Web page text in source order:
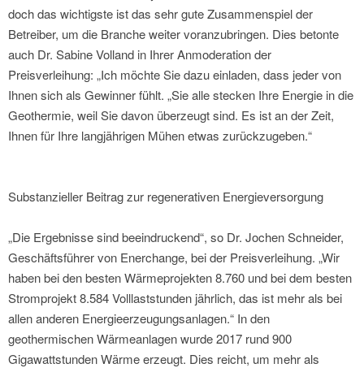
doch das wichtigste ist das sehr gute Zusammenspiel der
Betreiber, um die Branche weiter voranzubringen. Dies betonte
auch Dr. Sabine Volland in Ihrer Anmoderation der
Preisverleihung: „Ich möchte Sie dazu einladen, dass jeder von
Ihnen sich als Gewinner fühlt. „Sie alle stecken Ihre Energie in die
Geothermie, weil Sie davon überzeugt sind. Es ist an der Zeit,
Ihnen für Ihre langjährigen Mühen etwas zurückzugeben.“
Substanzieller Beitrag zur regenerativen Energieversorgung
„Die Ergebnisse sind beeindruckend“, so Dr. Jochen Schneider,
Geschäftsführer von Enerchange, bei der Preisverleihung. „Wir
haben bei den besten Wärmeprojekten 8.760 und bei dem besten
Stromprojekt 8.584 Volllaststunden jährlich, das ist mehr als bei
allen anderen Energieerzeugungsanlagen.“ In den
geothermischen Wärmeanlagen wurde 2017 rund 900
Gigawattstunden Wärme erzeugt. Dies reicht, um mehr als